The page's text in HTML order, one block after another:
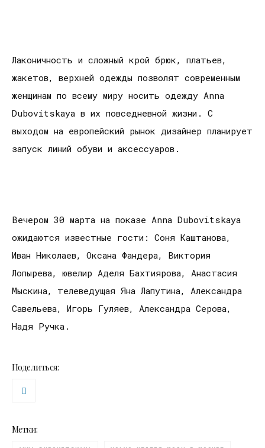
Лаконичность и сложный крой брюк, платьев,
жакетов, верхней одежды позволят современным
женщинам по всему миру носить одежду Anna
Dubovitskaya в их повседневной жизни. С
выходом на европейский рынок дизайнер планирует
запуск линий обуви и аксессуаров.
Вечером 30 марта на показе Anna Dubovitskaya
ожидаются известные гости: Соня Каштанова,
Иван Николаев, Оксана Фандера, Виктория
Лопырева, ювелир Аделя Бахтиярова, Анастасия
Мыскина, телеведущая Яна Лапутина, Александра
Савельева, Игорь Гуляев, Александра Серова,
Надя Ручка.
Поделиться:
Метки: